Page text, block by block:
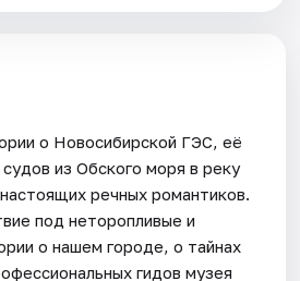
о Новосибирской ГЭС, её
из Обского моря в реку
речных романтиков.
под неторопливые и
о нашем городе, о тайнах
гидов музея